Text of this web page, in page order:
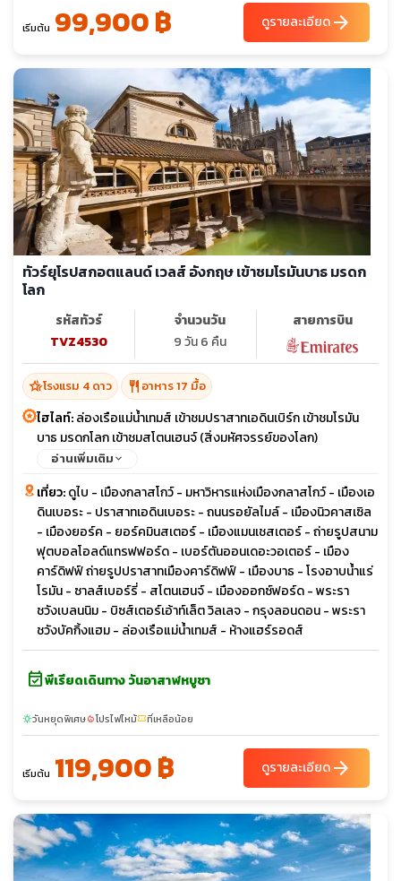
เริ่มต้น 99,900 ฿ ดูรายละเอียดarrow_forward
ทัวร์ยุโรปสกอตแลนด์ เวลส์ อังกฤษ เข้าชมโรมันบาธ มรดก
โลก
รหัสทัวร์
TVZ4530
จำนวนวัน
9 วัน 6 คืน
สายการบิน
hotel_classโรงแรม 4 ดาว restaurant อาหาร 17 มื้อ
ไฮไลท์:ล่องเรือแม่น้ำเทมส์ เข้าชมปราสาทเอดินเบิร์ก เข้าชมโรมัน
บาธ มรดกโลก เข้าชมสโตนเฮนจ์ (สิ่งมหัศจรรย์ของโลก)
อ่านเพิ่มเติม
เที่ยว:ดูไบ - เมืองกลาสโกว์ - มหาวิหารแห่งเมืองกลาสโกว์ - เมืองเอ
ดินเบอระ - ปราสาทเอดินเบอระ - ถนนรอยัลไมล์ - เมืองนิวคาสเซิล
- เมืองยอร์ค - ยอร์คมินสเตอร์ - เมืองแมนเชสเตอร์ - ถ่ายรูปสนาม
ฟุตบอลโอลด์แทรฟฟอร์ด - เบอร์ตันออนเดอะวอเตอร์ - เมือง
คาร์ดิฟฟ์ ถ่ายรูปปราสาทเมืองคาร์ดิฟฟ์ - เมืองบาธ - โรงอาบน้ำแร่
โรมัน - ซาลส์เบอร์รี่ - สโตนเฮนจ์ - เมืองออกซ์ฟอร์ด - พระรา
ชวังเบลนนิม - บิซส์เตอร์เอ้าท์เล็ต วิลเลจ - กรุงลอนดอน - พระรา
ชวังบัคกิ้งแฮม - ล่องเรือแม่น้ำเทมส์ - ห้างแฮร์รอดส์
event_availableพีเรียดเดินทาง วันอาสาฬหบูชา
sunnyวันหยุดพิเศษlocal_fire_departmentโปรไฟไหม้confirmation_numberที่เหลือน้อย
เริ่มต้น 119,900 ฿ ดูรายละเอียดarrow_forward